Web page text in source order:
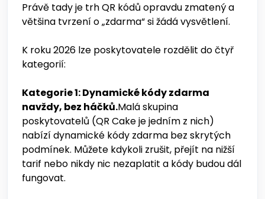
Právě tady je trh QR kódů opravdu zmatený a
většina tvrzení o „zdarma“ si žádá vysvětlení.
K roku 2026 lze poskytovatele rozdělit do čtyř
kategorií:
Kategorie 1: Dynamické kódy zdarma
navždy, bez háčků.Malá skupina
poskytovatelů (QR Cake je jedním z nich)
nabízí dynamické kódy zdarma bez skrytých
podmínek. Můžete kdykoli zrušit, přejít na nižší
tarif nebo nikdy nic nezaplatit a kódy budou dál
fungovat.